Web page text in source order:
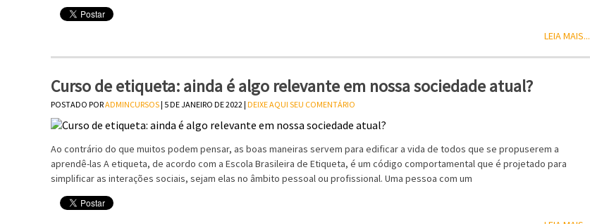
LEIA MAIS...
Curso de etiqueta: ainda é algo relevante em nossa sociedade atual?
POSTADO PORADMINCURSOS| 5 DE JANEIRO DE 2022 | DEIXE AQUI SEU COMENTÁRIO
Ao contrário do que muitos podem pensar, as boas maneiras servem para edificar a vida de todos que se propuserem a
aprendê-las A etiqueta, de acordo com a Escola Brasileira de Etiqueta, é um código comportamental que é projetado para
simplificar as interações sociais, sejam elas no âmbito pessoal ou profissional. Uma pessoa com um